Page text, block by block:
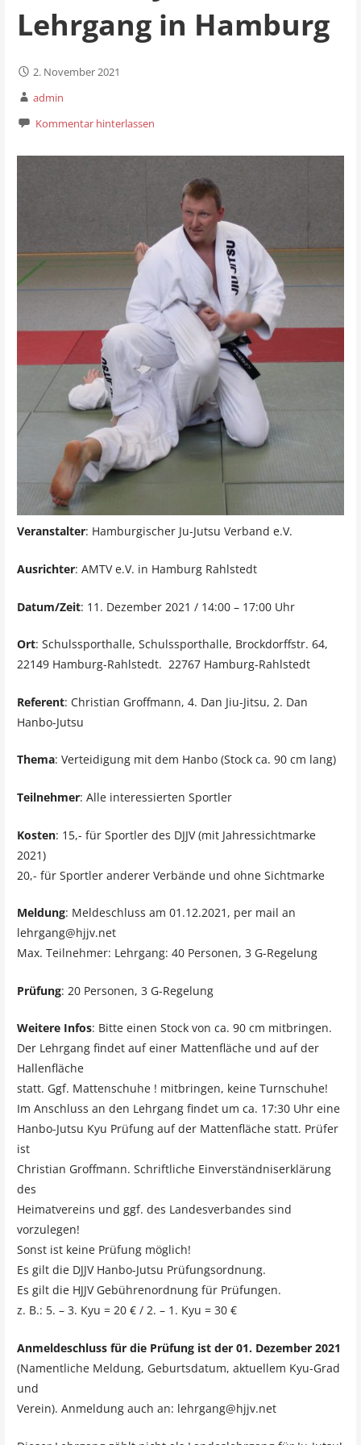
Lehrgang in Hamburg
2. November 2021
admin
Kommentar hinterlassen
Veranstalter: Hamburgischer Ju-Jutsu Verband e.V.
Ausrichter: AMTV e.V. in Hamburg Rahlstedt
Datum/Zeit: 11. Dezember 2021 / 14:00 – 17:00 Uhr
Ort: Schulssporthalle, Schulssporthalle, Brockdorffstr. 64,
22149 Hamburg-Rahlstedt. 22767 Hamburg-Rahlstedt
Referent: Christian Groffmann, 4. Dan Jiu-Jitsu, 2. Dan
Hanbo-Jutsu
Thema: Verteidigung mit dem Hanbo (Stock ca. 90 cm lang)
Teilnehmer: Alle interessierten Sportler
Kosten: 15,- für Sportler des DJJV (mit Jahressichtmarke
2021)
20,- für Sportler anderer Verbände und ohne Sichtmarke
Meldung: Meldeschluss am 01.12.2021, per mail an
lehrgang@hjjv.net
Max. Teilnehmer: Lehrgang: 40 Personen, 3 G-Regelung
Prüfung: 20 Personen, 3 G-Regelung
Weitere Infos: Bitte einen Stock von ca. 90 cm mitbringen.
Der Lehrgang findet auf einer Mattenfläche und auf der
Hallenfläche
statt. Ggf. Mattenschuhe ! mitbringen, keine Turnschuhe!
Im Anschluss an den Lehrgang findet um ca. 17:30 Uhr eine
Hanbo-Jutsu Kyu Prüfung auf der Mattenfläche statt. Prüfer
ist
Christian Groffmann. Schriftliche Einverständniserklärung
des
Heimatvereins und ggf. des Landesverbandes sind
vorzulegen!
Sonst ist keine Prüfung möglich!
Es gilt die DJJV Hanbo-Jutsu Prüfungsordnung.
Es gilt die HJJV Gebührenordnung für Prüfungen.
z. B.: 5. – 3. Kyu = 20 € / 2. – 1. Kyu = 30 €
Anmeldeschluss für die Prüfung ist der 01. Dezember 2021
(Namentliche Meldung, Geburtsdatum, aktuellem Kyu-Grad
und
Verein). Anmeldung auch an: lehrgang@hjjv.net